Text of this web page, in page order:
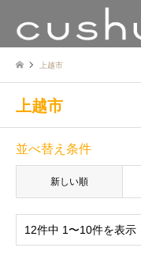
上越市
上越市
並べ替え条件
新しい順
12件中 1〜10件を表示